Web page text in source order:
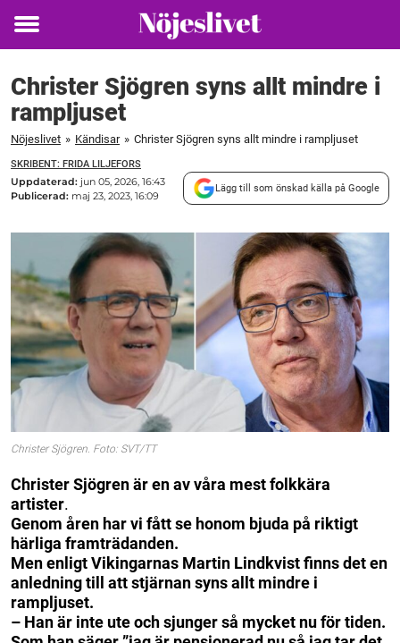
Toggle
Christer Sjögren syns allt mindre i
rampljuset
Nöjeslivet » Kändisar » Christer Sjögren syns allt mindre i rampljuset
SKRIBENT: FRIDA LILJEFORS
Uppdaterad: jun 05, 2026, 16:43
Publicerad: maj 23, 2023, 16:09
Lägg till som önskad källa på Google
Christer Sjögren. Foto: SVT/TT
Christer Sjögren är en av våra mest folkkära
artister.
Genom åren har vi fått se honom bjuda på riktigt
härliga framträdanden.
Men enligt Vikingarnas Martin Lindkvist finns det en
anledning till att stjärnan syns allt mindre i
rampljuset.
– Han är inte ute och sjunger så mycket nu för tiden.